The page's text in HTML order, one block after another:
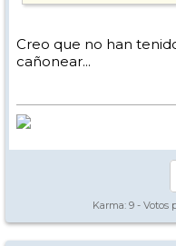
Creo que no han
cañonear...
Karma: 9 - Votos